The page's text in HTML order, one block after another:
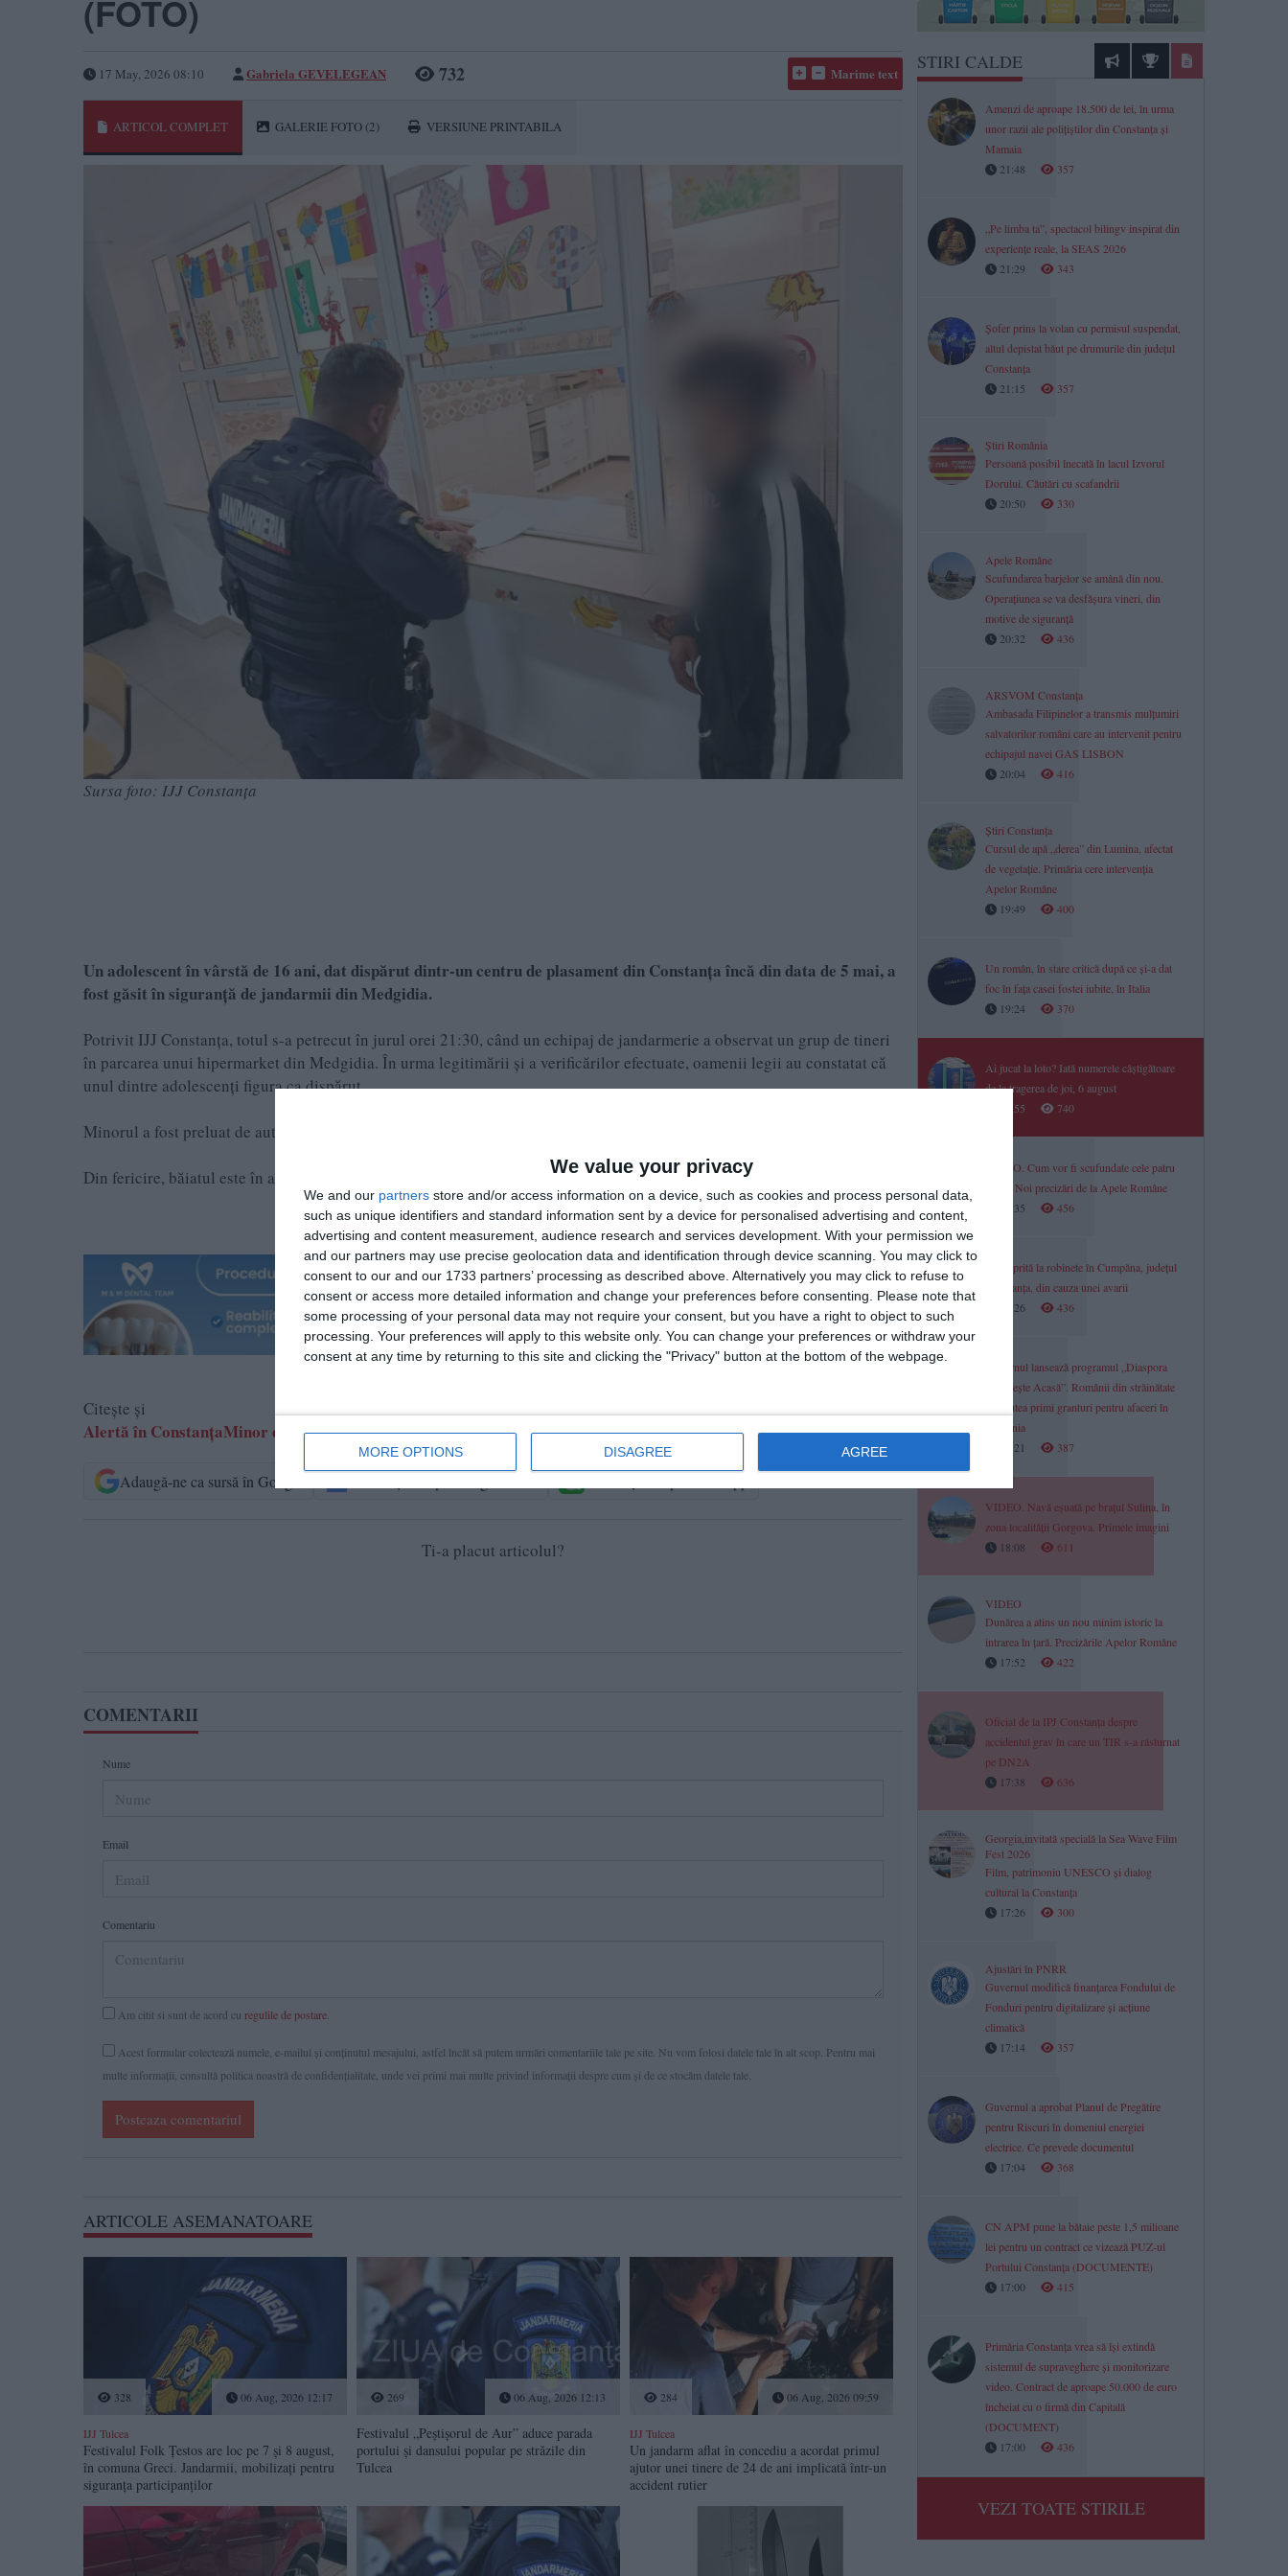
We value your privacy
We and our partners store and/or access information on a device, such as cookies and process personal data,
such as unique identifiers and standard information sent by a device for personalised advertising and content,
advertising and content measurement, audience research and services development. With your permission we
and our partners may use precise geolocation data and identification through device scanning. You may click to
consent to our and our 1733 partners’ processing as described above. Alternatively you may click to refuse to
consent or access more detailed information and change your preferences before consenting.
Please note that
some processing of your personal data may not require your consent, but you have a right to object to such
processing. Your preferences will apply to this website only. You can change your preferences or withdraw your
consent at any time by returning to this site and clicking the "Privacy" button at the bottom of the webpage.
MORE OPTIONS DISAGREE AGREE
(FOTO)
17 May, 2026 08:10 Gabriela GEVELEGEAN 732 Marime text
ARTICOL COMPLET GALERIE FOTO (2) VERSIUNE PRINTABILA
Sursa foto: IJJ Constanța
Un adolescent în vârstă de 16 ani, dat dispărut dintr-un centru de plasament din Constanța încă din data de 5 mai, a
fost găsit în siguranță de jandarmii din Medgidia.
Potrivit IJJ Constanța, totul s-a petrecut în jurul orei 21:30, când un echipaj de jandarmerie a observat un grup de tineri
în parcarea unui hipermarket din Medgidia. În urma legitimării și a verificărilor efectuate, oamenii legii au constatat că
unul dintre adolescenți figura ca dispărut.
Minorul a fost preluat de autorități și, după miezul nopții, predat reprezentanților centrului de plasament din Constanța.
Din fericire, băiatul este în afara oricărui pericol, iar intervenția s-a încheiat fără incidente.
Citește și
Alertă în ConstanțaMinor de 17 ani dat dispărut după ce a plecat dintr-un centru de plasament
Adaugă-ne ca sursă în Google
Ti-a placut articolul?
COMENTARII
Nume
Email
Comentariu
Am citit si sunt de acord cu regulile de postare
Acest formular colectează numele, e-mailul şi conținutul mesajului, astfel încât să putem urmări comentariile tale pe site. Nu vom folosi datele tale în alt scop. Pentru mai
multe informaţii, consultă politica noastră de confidenţialitate, unde vei primi mai multe privind informaţii despre cum și de ce stocăm datele tale.
Posteaza comentariul
ARTICOLE ASEMANATOARE
328 06 Aug, 2026 12:17
IJJ Tulcea
Festivalul Folk Țestos are loc pe 7 și 8 august,
în comuna Greci. Jandarmii, mobilizați pentru
siguranța participanților
269 06 Aug, 2026 12:13
Festivalul „Peștișorul de Aur” aduce parada
portului și dansului popular pe străzile din
Tulcea
284 06 Aug, 2026 09:59
IJJ Tulcea
Un jandarm aflat în concediu a acordat primul
ajutor unei tinere de 24 de ani implicată într-un
accident rutier
STIRI CALDE
Amenzi de aproape 18.500 de lei, în urma
unor razii ale polițiștilor din Constanța și
Mamaia
21:48
357
„Pe limba ta”, spectacol bilingv inspirat din
experiențe reale, la SEAS 2026
21:29
343
Șofer prins la volan cu permisul suspendat,
altul depistat băut pe drumurile din județul
Constanța
21:15
357
Știri România
Persoană posibil înecată în lacul Izvorul
Dorului. Căutări cu scafandrii
20:50
330
Apele Române
Scufundarea barjelor se amână din nou.
Operațiunea se va desfășura vineri, din
motive de siguranță
20:32
436
ARSVOM Constanța
Ambasada Filipinelor a transmis mulțumiri
salvatorilor români care au intervenit pentru
echipajul navei GAS LISBON
20:04
416
Știri Constanța
Cursul de apă „derea” din Lumina, afectat
de vegetație. Primăria cere intervenția
Apelor Române
19:49
400
Un român, în stare critică după ce și-a dat
foc în fața casei fostei iubite, în Italia
19:24
370
Ai jucat la loto? Iată numerele câștigătoare
de la tragerea de joi, 6 august
18:55
740
VIDEO. Cum vor fi scufundate cele patru
barje? Noi precizări de la Apele Române
18:35
456
Apă oprită la robinete în Cumpăna, județul
Constanța, din cauza unei avarii
18:26
436
Guvernul lansează programul „Diaspora
Investește Acasă”. Românii din străinătate
vor putea primi granturi pentru afaceri în
România
18:21
387
VIDEO. Navă eșuată pe brațul Sulina, în
zona localității Gorgova. Primele imagini
18:08
611
VIDEO
Dunărea a atins un nou minim istoric la
intrarea în țară. Precizările Apelor Române
17:52
422
Oficial de la IPJ Constanța despre
accidentul grav în care un TIR s-a răsturnat
pe DN2A
17:38
636
Georgia,invitată specială la Sea Wave Film
Fest 2026
Film, patrimoniu UNESCO și dialog
cultural la Constanța
17:26
300
Ajustări în PNRR
Guvernul modifică finanțarea Fondului de
Fonduri pentru digitalizare și acțiune
climatică
17:14
357
Guvernul a aprobat Planul de Pregătire
pentru Riscuri în domeniul energiei
electrice. Ce prevede documentul
17:04
368
CN APM pune la bătaie peste 1,5 milioane
lei pentru un contract ce vizează PUZ-ul
Portului Constanța (DOCUMENTE)
17:00
415
Primăria Constanța vrea să își extindă
sistemul de supraveghere și monitorizare
video. Contract de aproape 50.000 de euro
încheiat cu o firmă din Capitală
(DOCUMENT)
17:00
436
VEZI TOATE STIRILE